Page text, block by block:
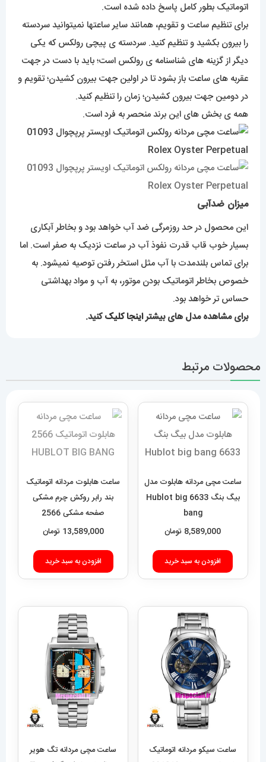
اتوماتیک بطور کامل پاسخ داده شده است.
برای تنظیم ساعت و تقویم، همانند سایر ساعتها نمیتوانید سردسته
را بیرون بکشید و تنظیم کنید. سردسته ی پیچی رولکس که یکی
دیگر از گزینه های شناسنامه ی رولکس است؛ باید با دست در جهت
عقربه های ساعت باز بشود تا در اولین جهت بیرون کشیدن؛ تقویم و
در دومین جهت بیرون کشیدن؛ زمان را تنظیم کنید.
همه ی بخش های این برند منحصر به فرد است.
میزان ضدآبی
این محصول در حد روزمرگی ضد آب خواهد بود و بخاطر آبکاری
بسیار خوب قاب قدرت نفوذ آب در ساعت نزدیک به صفر است. اما
برای تماس بلندمدت با آب مثل استخر رفتن توصیه نمیشود. به
خصوص بخاطر اتوماتیک بودن موتور، به آب و مواد بهداشتی
حساس تر خواهد بود.
برای مشاهده مدل های بیشتراینجا کلیککنید.
محصولات مرتبط
ساعت مچی مردانه هابلوت مدل
بیگ بنگ 6633 Hublot big
bang
8,589,000 تومان
افزودن به سبد خرید
ساعت هابلوت مردانه اتوماتیک
بند رابر روکش چرم مشکی
صفحه مشکی 2566
HUBLOT BIG BANG
13,589,000 تومان
افزودن به سبد خرید
ساعت سیکو مردانه اتوماتیک
ساعت مچی مردانه تگ هویر